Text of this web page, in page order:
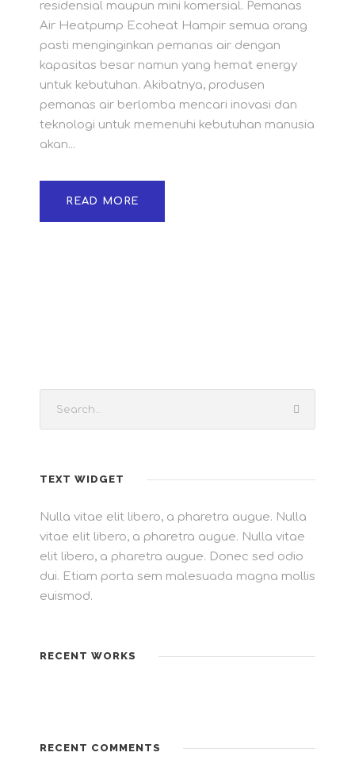
residensial maupun mini komersial. Pemanas
Air Heatpump Ecoheat Hampir semua orang
pasti menginginkan pemanas air dengan
kapasitas besar namun yang hemat energy
untuk kebutuhan. Akibatnya, produsen
pemanas air berlomba mencari inovasi dan
teknologi untuk memenuhi kebutuhan manusia
akan...
READ MORE
TEXT WIDGET
Nulla vitae elit libero, a pharetra augue. Nulla
vitae elit libero, a pharetra augue. Nulla vitae
elit libero, a pharetra augue. Donec sed odio
dui. Etiam porta sem malesuada magna mollis
euismod.
RECENT WORKS
RECENT COMMENTS